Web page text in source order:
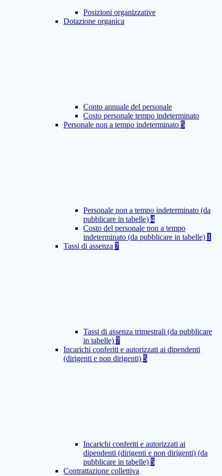
Posizioni organizzative
Dotazione organica
Conto annuale del personale
Costo personale tempo indeterminato
Personale non a tempo indeterminato 5
Personale non a tempo indeterminato (da
pubblicare in tabelle) 4
Costo del personale non a tempo
indeterminato (da pubblicare in tabelle) 1
Tassi di assenza 7
Tassi di assenza trimestrali (da pubblicare
in tabelle) 7
Incarichi conferiti e autorizzati ai dipendenti
(dirigenti e non dirigenti) 5
Incarichi conferiti e autorizzati ai
dipendenti (dirigenti e non dirigenti) (da
pubblicare in tabelle) 5
Contrattazione collettiva